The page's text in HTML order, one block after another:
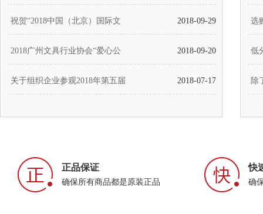
祝贺“2018中国（北京）国际文 2018-09-29
2018广州文具行业协会“爱心公 2018-09-20
关于组织企业参观2018年第五届 2018-07-17
选
低
除
正品保证
确保所有商品都是原装正品
快
确